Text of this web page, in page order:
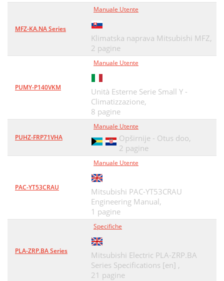
MFZ-KA.NA Series
Manuale Utente
Klimatska naprava Mitsubishi MFZ,
2 pagine
PUMY-P140VKM
Manuale Utente
Unità Esterne Serie Small Y -
Climatizzazione,
8 pagine
PUHZ-FRP71VHA
Manuale Utente
Opširnije - Otus doo,
2 pagine
PAC-YT53CRAU
Manuale Utente
Mitsubishi PAC-YT53CRAU
Engineering Manual,
1 pagine
PLA-ZRP.BA Series
Specifiche
Mitsubishi Electric PLA-ZRP.BA
Series Specifications [en] ,
21 pagine